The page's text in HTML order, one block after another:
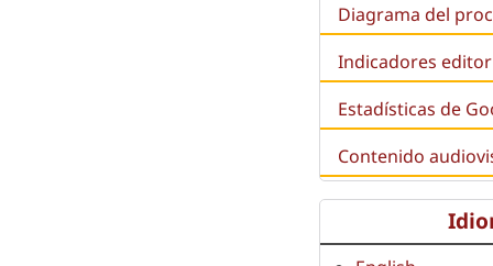
Diagrama del
Indicadores
Estadísticas de
Contenido